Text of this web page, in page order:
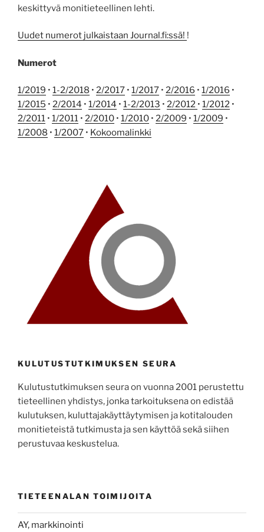
keskittyvä monitieteellinen lehti.
Uudet numerot julkaistaan Journal.fi:ssä! !
Numerot
1/2019 • 1-2/2018 • 2/2017 • 1/2017 • 2/2016 • 1/2016 •
1/2015 • 2/2014 • 1/2014 • 1-2/2013 • 2/2012 • 1/2012 •
2/2011 • 1/2011 • 2/2010 • 1/2010 • 2/2009 • 1/2009 •
1/2008 • 1/2007 • Kokoomalinkki
KULUTUSTUTKIMUKSEN SEURA
Kulutustutkimuksen seura on vuonna 2001 perustettu
tieteellinen yhdistys, jonka tarkoituksena on edistää
kulutuksen, kuluttajakäyttäytymisen ja kotitalouden
monitieteistä tutkimusta ja sen käyttöä sekä siihen
perustuvaa keskustelua.
TIETEENALAN TOIMIJOITA
AY, markkinointi